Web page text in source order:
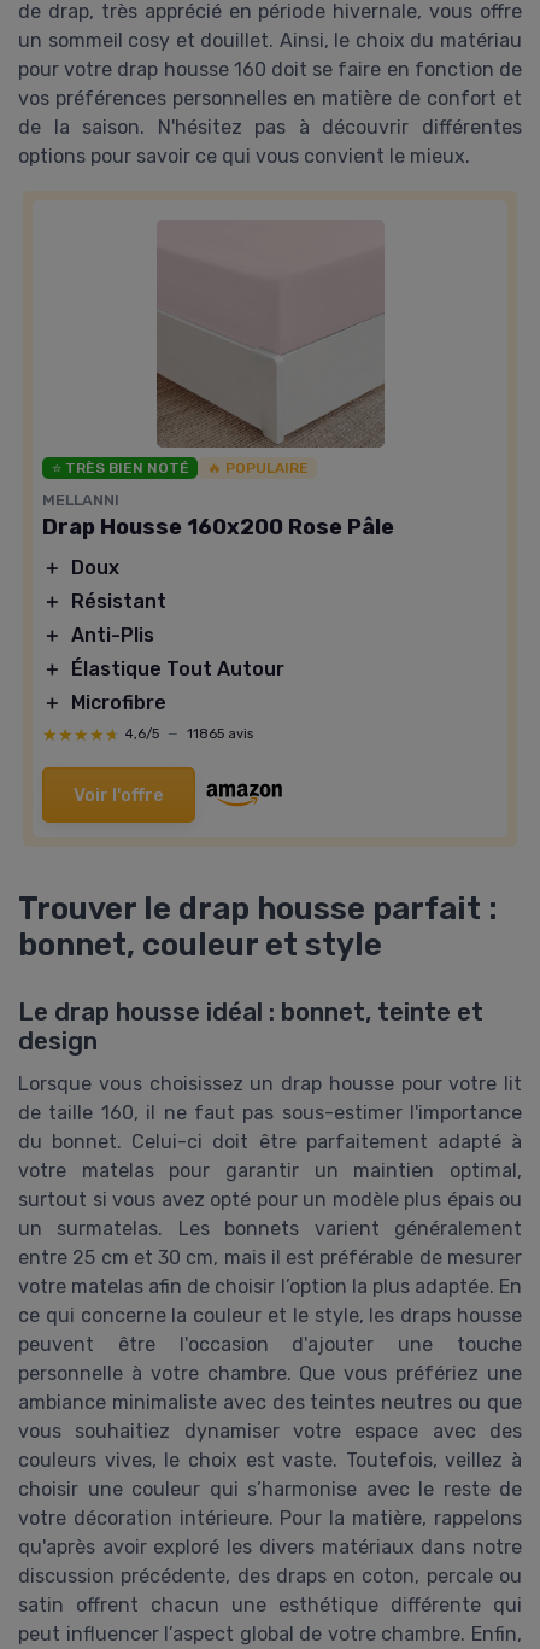
de drap, très apprécié en période hivernale, vous offre
un sommeil cosy et douillet. Ainsi, le choix du matériau
pour votre drap housse 160 doit se faire en fonction de
vos préférences personnelles en matière de confort et
de la saison. N'hésitez pas à découvrir différentes
options pour savoir ce qui vous convient le mieux.
⭐ TRÈS BIEN NOTÉ 🔥 POPULAIRE
MELLANNI
Drap Housse 160x200 Rose Pâle
＋
Doux
＋
Résistant
＋ Anti-Plis
＋
Élastique Tout Autour
＋
Microfibre
★★★★★
★★★★★ 4,6/5 — 11865 avis
Voir l'offre
Trouver le drap housse parfait :
bonnet, couleur et style
Le drap housse idéal : bonnet, teinte et
design
Lorsque vous choisissez un drap housse pour votre lit
de taille 160, il ne faut pas sous-estimer l'importance
du bonnet. Celui-ci doit être parfaitement adapté à
votre matelas pour garantir un maintien optimal,
surtout si vous avez opté pour un modèle plus épais ou
un surmatelas. Les bonnets varient généralement
entre 25 cm et 30 cm, mais il est préférable de mesurer
votre matelas afin de choisir l’option la plus adaptée. En
ce qui concerne la couleur et le style, les draps housse
peuvent être l'occasion d'ajouter une touche
personnelle à votre chambre. Que vous préfériez une
ambiance minimaliste avec des teintes neutres ou que
vous souhaitiez dynamiser votre espace avec des
couleurs vives, le choix est vaste. Toutefois, veillez à
choisir une couleur qui s’harmonise avec le reste de
votre décoration intérieure. Pour la matière, rappelons
qu'après avoir exploré les divers matériaux dans notre
discussion précédente, des draps en coton, percale ou
satin offrent chacun une esthétique différente qui
peut influencer l’aspect global de votre chambre. Enfin,